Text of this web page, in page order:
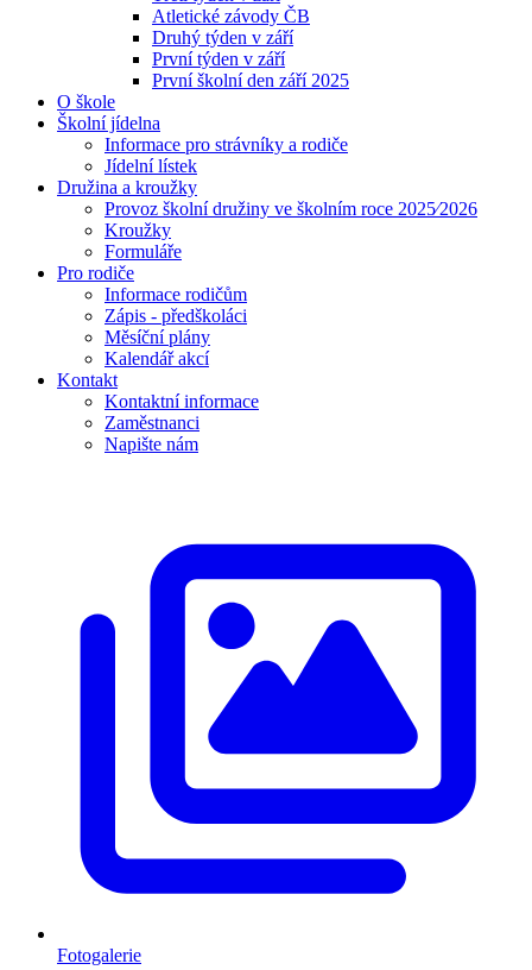
Atletické závody ČB
Druhý týden v září
První týden v září
První školní den září 2025
O škole
Školní jídelna
Informace pro strávníky a rodiče
Jídelní lístek
Družina a kroužky
Provoz školní družiny ve školním roce 2025⁄2026
Kroužky
Formuláře
Pro rodiče
Informace rodičům
Zápis - předškoláci
Měsíční plány
Kalendář akcí
Kontakt
Kontaktní informace
Zaměstnanci
Napište nám
Fotogalerie